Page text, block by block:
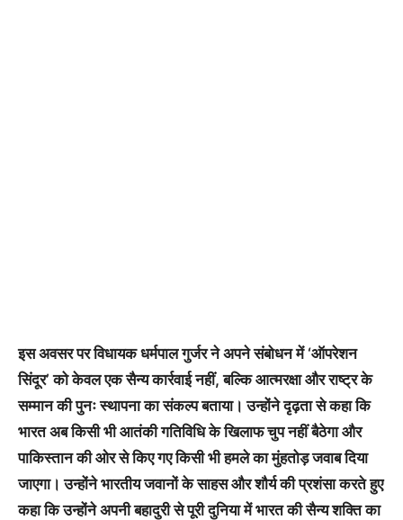
इस अवसर पर विधायक धर्मपाल गुर्जर ने अपने संबोधन में ‘ऑपरेशन
सिंदूर’ को केवल एक सैन्य कार्रवाई नहीं, बल्कि आत्मरक्षा और राष्ट्र के
सम्मान की पुनः स्थापना का संकल्प बताया। उन्होंने दृढ़ता से कहा कि
भारत अब किसी भी आतंकी गतिविधि के खिलाफ चुप नहीं बैठेगा और
पाकिस्तान की ओर से किए गए किसी भी हमले का मुंहतोड़ जवाब दिया
जाएगा। उन्होंने भारतीय जवानों के साहस और शौर्य की प्रशंसा करते हुए
कहा कि उन्होंने अपनी बहादुरी से पूरी दुनिया में भारत की सैन्य शक्ति का